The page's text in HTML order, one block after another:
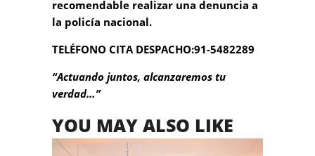
recomendable realizar una denuncia a
la policía nacional.
TELÉFONO CITA DESPACHO:91-5482289
“Actuando juntos, alcanzaremos tu
verdad…”
YOU MAY ALSO LIKE